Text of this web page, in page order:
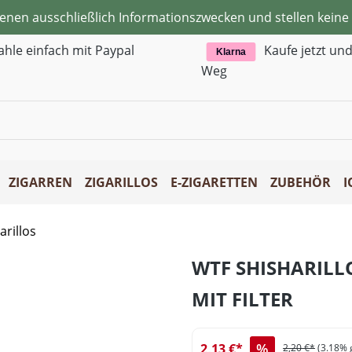
ausschließlich Informationszwecken und stellen
einfach mit Paypal Klarna
Kaufe jetzt
Weg
ZIGARREN ZIGARILLOS E-ZIGARETTEN ZUBEHÖR
WTF
MIT FILTER
2,13 €* 2,20 €*(3.18%